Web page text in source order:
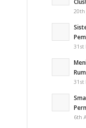
20th
31st
31st
6th